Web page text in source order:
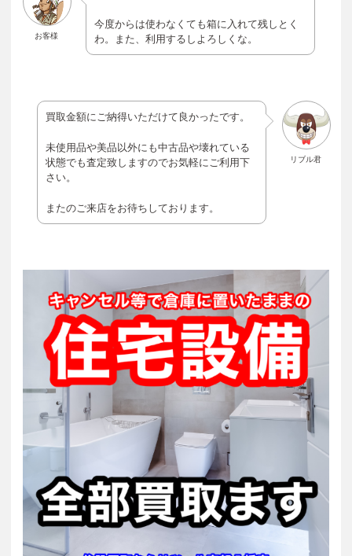
お客様
今度からは使わなくても箱に入れて残しとく
わ。また、利用するしよろしくな。
リブル君
買取金額にご納得いただけて良かったです。
未使用品や美品以外にも中古品や壊れている
状態でも査定致しますのでお気軽にご利用下
さい。
またのご来店をお待ちしております。